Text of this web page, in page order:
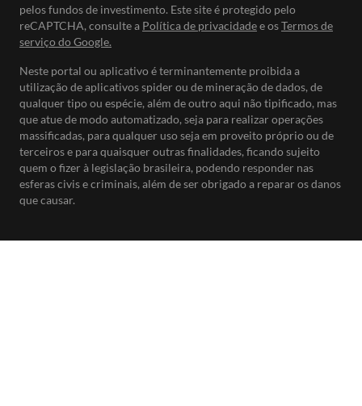
pelos fundos de investimento. Este site é protegido pelo
reCAPTCHA, consulte a Política de privacidadee osTermos de
serviço do Google.
Neste portal ou aplicativo é terminantemente proibida a
utilização de aplicativos spider ou de mineração de dados, de
qualquer tipo ou espécie, além de outro aqui não tipificado, mas
que atue de modo automatizado, seja para realizar operações
massificadas, para qualquer uso seja em proveito próprio ou de
terceiros e para quaisquer outras finalidades, ficando sujeito
quem o fizer à legislação brasileira, podendo responder nas
esferas civis e criminais, além de ser obrigado a reparar os danos
que causar.